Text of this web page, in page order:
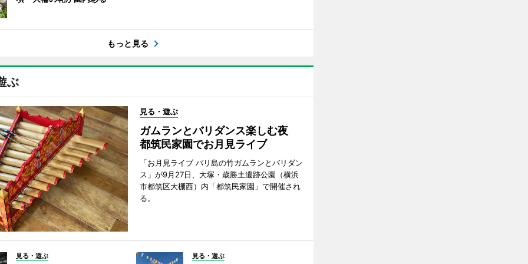
もっと見る
ぶ
見る・遊ぶ
ガムランとバリダンス楽しむ夜
都筑民家園でお月見ライブ
「お月見ライブ バリ島の竹ガムランとバリダン
ス」が9月27日、大塚・歳勝土遺跡公園（横浜
市都筑区大棚西）内「都筑民家園」で開催され
る。
見る・遊ぶ 見る・遊ぶ